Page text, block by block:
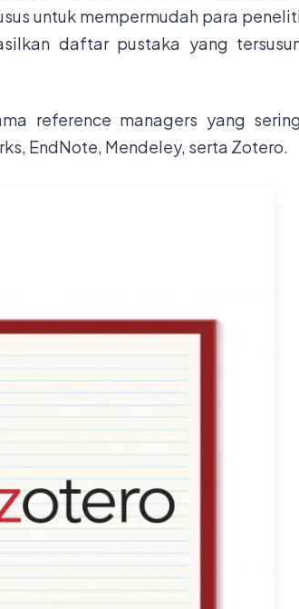
untuk mempermudah para
daftar pustaka yang
reference managers yang
EndNote, Mendeley, serta Zotero.